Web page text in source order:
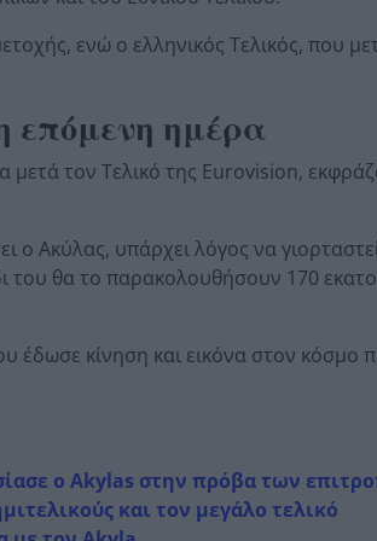
ενώ ο ελληνικός Τελικός, που
επόμενη ημέρα
τον Τελικό της Eurovision,
ο Ακύλας, υπάρχει λόγος να
του θα το παρακολουθήσουν 170
έδωσε κίνηση και εικόνα στον κόσμο
ο Akylas στην πρόβα των
και τον μεγάλο τελικό